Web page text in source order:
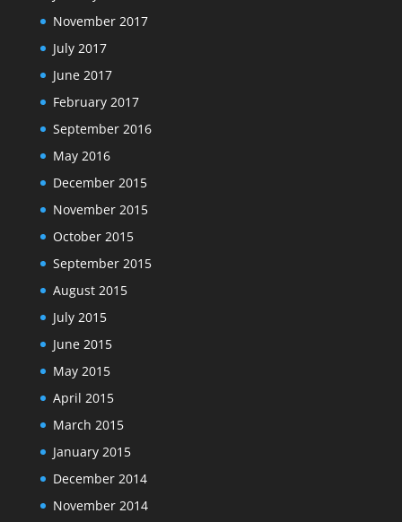
November 2017
July 2017
June 2017
February 2017
September 2016
May 2016
December 2015
November 2015
October 2015
September 2015
August 2015
July 2015
June 2015
May 2015
April 2015
March 2015
January 2015
December 2014
November 2014